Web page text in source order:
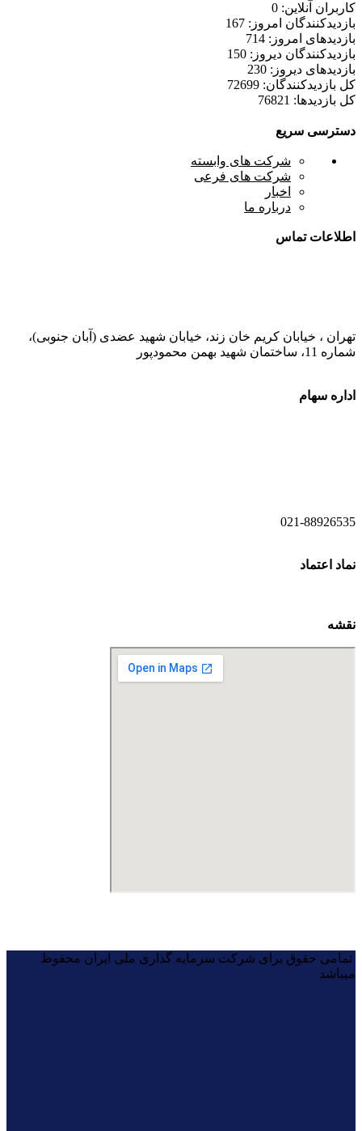
کاربران آنلاین: 0
بازدیدکنندگان امروز: 167
بازدیدهای امروز: 714
بازدیدکنندگان دیروز: 150
بازدیدهای دیروز: 230
کل بازدیدکنند‌گان: 72699
کل بازدیدها: 76821
دسترسی سریع
شرکت های وابسته
شرکت های فرعی
اخبار
درباره ما
اطلاعات تماس
تهران ، خیابان کریم خان زند، خیابان شهید عضدی (آبان جنوبی)،
شماره 11، ساختمان شهید بهمن محمودپور
اداره سهام
021-88926535
نماد اعتماد
نقشه
تمامی حقوق برای شرکت سرمایه گذاری ملی ایران محفوظ
میباشد